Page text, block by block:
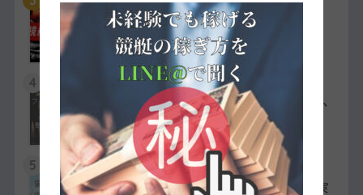
【実費で検証】競艇LINERの予想は凄かっ
た！特徴や評判・口コミを紹介
4
競艇選手の嫌われ者まとめ！ファン・選手か
ら嫌われている人物を紹介
5
競艇選手同士の夫婦11組一覧【夫婦対決が実